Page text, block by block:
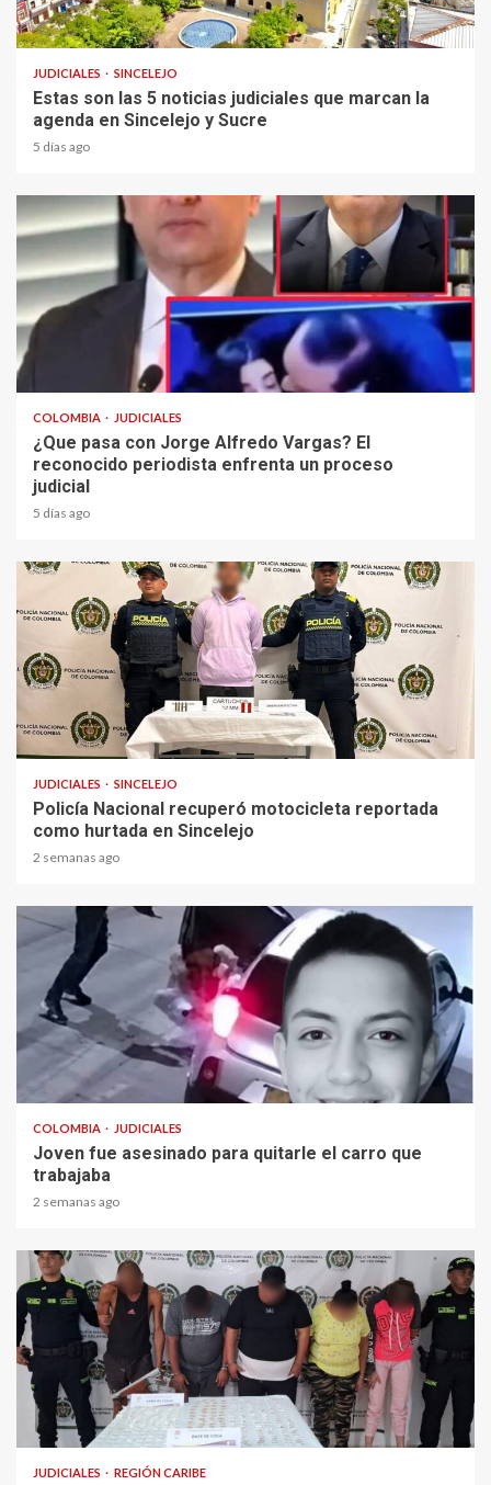
2 min read
JUDICIALES SINCELEJO
Estas son las 5 noticias judiciales que marcan la
agenda en Sincelejo y Sucre
5 días ago
COLOMBIA JUDICIALES
¿Que pasa con Jorge Alfredo Vargas? El
reconocido periodista enfrenta un proceso
judicial
5 días ago
1 min read
JUDICIALES SINCELEJO
Policía Nacional recuperó motocicleta reportada
como hurtada en Sincelejo
2 semanas ago
2 min read
COLOMBIA JUDICIALES
Joven fue asesinado para quitarle el carro que
trabajaba
2 semanas ago
1 min read
JUDICIALES REGIÓN CARIBE